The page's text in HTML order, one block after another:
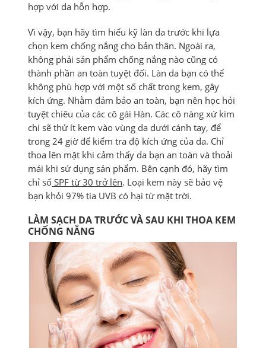
hợp với da hỗn hợp.
Vì vậy, bạn hãy tìm hiểu kỹ làn da trước khi lựa
chọn kem chống nắng cho bản thân. Ngoài ra,
không phải sản phẩm chống nắng nào cũng có
thành phần an toàn tuyệt đối. Làn da bạn có thể
không phù hợp với một số chất trong kem, gây
kích ứng. Nhằm đảm bảo an toàn, bạn nên học hỏi
tuyệt chiêu của các cô gái Hàn. Các cô nàng xứ kim
chi sẽ thử ít kem vào vùng da dưới cánh tay, để
trong 24 giờ để kiểm tra độ kích ứng của da. Chỉ
thoa lên mặt khi cảm thấy da bạn an toàn và thoải
mái khi sử dụng sản phẩm. Bên cạnh đó, hãy tìm
chỉ số SPF từ 30 trở lên. Loại kem này sẽ bảo vệ
bạn khỏi 97% tia UVB có hại từ mặt trời.
LÀM SẠCH DA TRƯỚC VÀ SAU KHI THOA KEM
CHỐNG NẮNG